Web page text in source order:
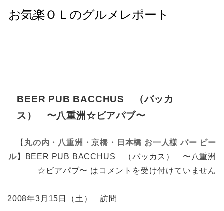
BEER PUB BACCHUS （バッカ
ス） 〜八重洲☆ビアパブ〜
【 丸の内・八重洲・京橋・日本橋 お一人様 バー ビー
ル】
BEER PUB BACCHUS （バッカス） 〜八重洲
☆ビアパブ〜 は コメントを受け付けていません
2008年3月15日（土） 訪問